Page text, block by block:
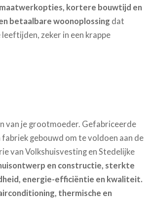
kortere bouwtijd en
betaalbare woonoplossing dat
zeker in een krappe
van je grootmoeder. Gefabriceerde
gebouwd om te voldoen aan de
van Volkshuisvesting en Stedelijke
en constructie, sterkte
energie-efficiëntie en kwaliteit.
thermische en